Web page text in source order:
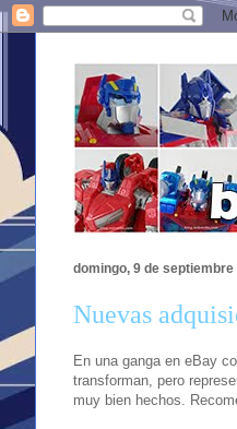
domingo, 9 de septiembre
Nuevas
En una ganga en eBay
transforman, pero
muy bien hechos.